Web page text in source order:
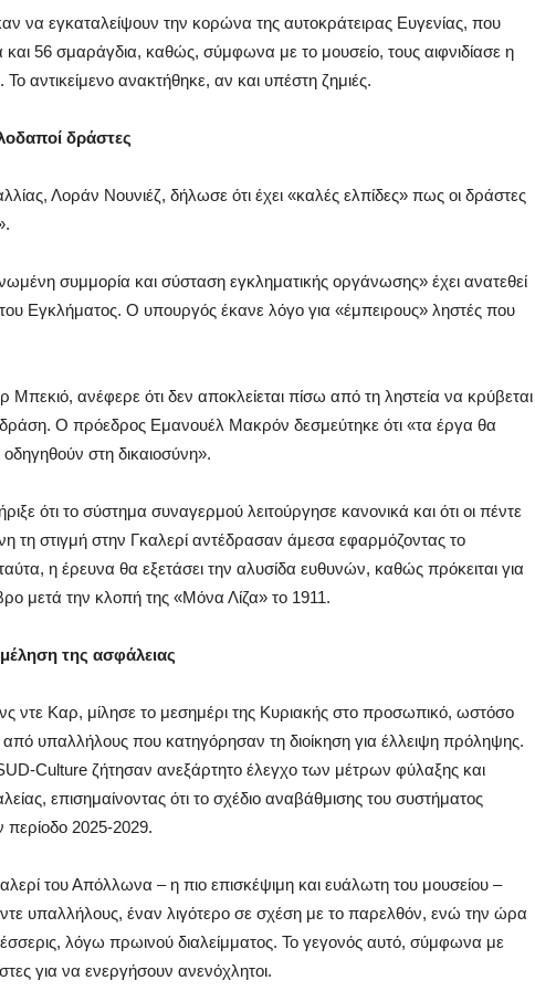
να εγκαταλείψουν την κορώνα της αυτοκράτειρας Ευγενίας, που
και 56 σμαράγδια, καθώς, σύμφωνα με το μουσείο, τους αιφνιδίασε η
αντικείμενο ανακτήθηκε, αν και υπέστη ζημιές.
δράστες
Λοράν Νουνιέζ, δήλωσε ότι έχει «καλές ελπίδες» πως οι δράστες
συμμορία και σύσταση εγκληματικής οργάνωσης» έχει ανατεθεί
Εγκλήματος. Ο υπουργός έκανε λόγο για «έμπειρους» ληστές που
Μπεκιό, ανέφερε ότι δεν αποκλείεται πίσω από τη ληστεία να κρύβεται
Ο πρόεδρος Εμανουέλ Μακρόν δεσμεύτηκε ότι «τα έργα θα
στη δικαιοσύνη».
ότι το σύστημα συναγερμού λειτούργησε κανονικά και ότι οι πέντε
τη στιγμή στην Γκαλερί αντέδρασαν άμεσα εφαρμόζοντας το
η έρευνα θα εξετάσει την αλυσίδα ευθυνών, καθώς πρόκειται για
μετά την κλοπή της «Μόνα Λίζα» το 1911.
της ασφάλειας
ντε Καρ, μίλησε το μεσημέρι της Κυριακής στο προσωπικό, ωστόσο
από υπαλλήλους που κατηγόρησαν τη διοίκηση για έλλειψη πρόληψης.
Culture ζήτησαν ανεξάρτητο έλεγχο των μέτρων φύλαξης και
επισημαίνοντας ότι το σχέδιο αναβάθμισης του συστήματος
περίοδο 2025-2029.
του Απόλλωνα – η πιο επισκέψιμη και ευάλωτη του μουσείου –
υπαλλήλους, έναν λιγότερο σε σχέση με το παρελθόν, ενώ την ώρα
λόγω πρωινού διαλείμματος. Το γεγονός αυτό, σύμφωνα με
για να ενεργήσουν ανενόχλητοι.